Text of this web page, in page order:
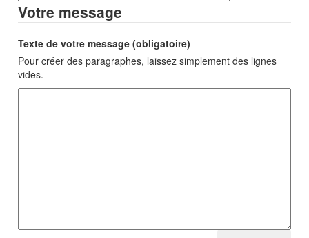
Votre message
Texte de votre message (obligatoire)
Pour créer des paragraphes, laissez simplement des lignes
vides.